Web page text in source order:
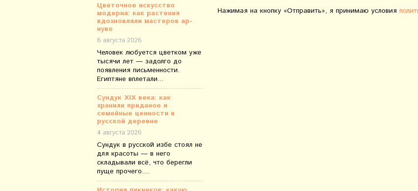
Цветочное искусство
модерна: как растения
вдохновляли мастеров ар-
нуво
6 августа 2026
Человек любуется цветком уже
тысячи лет — задолго до
появления письменности.
Египтяне вплетали...
Сундук XIX века: как
хранили приданое и
семейные ценности в
русской деревне
4 августа 2026
Сундук в русской избе стоял не
для красоты — в него
складывали всё, что берегли
пуще прочего....
Нажимая на кнопку «Отправить», я принимаю условия